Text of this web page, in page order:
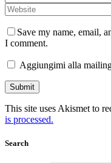
Save my name, email,
I comment.
Aggiungimi alla
This site uses Akismet to
is processed.
Search